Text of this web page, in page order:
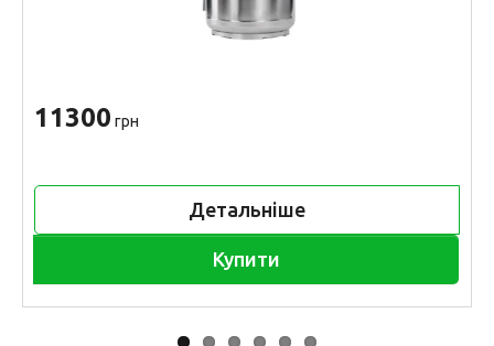
11300 грн
Детальніше
Купити